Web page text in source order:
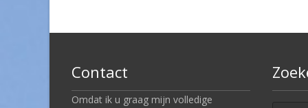
Contact
Omdat ik u graag mijn volledige